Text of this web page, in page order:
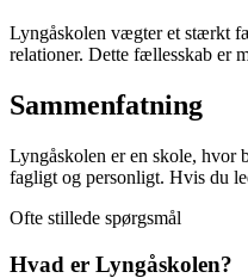
Lyngåskolen vægter et stærkt
relationer. Dette fællesskab er
Sammenfatning
Lyngåskolen er en skole, hvor
fagligt og personligt. Hvis du
Ofte stillede spørgsmål
Hvad er Lyngåskolen?